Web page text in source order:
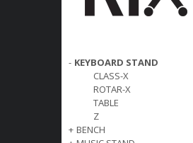
- KEYBOARD STAND
CLASS-X
ROTAR-X
TABLE
Z
+ BENCH